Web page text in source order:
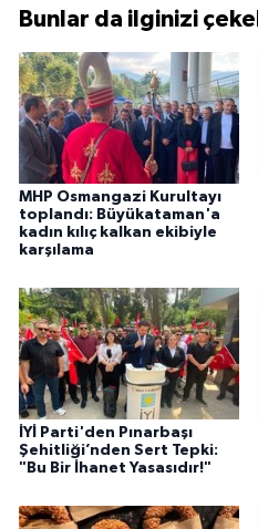
Bunlar da ilginizi
MHP Osmangazi Kurultayı
toplandı: Büyükataman'a
kadın kılıç kalkan ekibiyle
karşılama
İYİ Parti'den Pınarbaşı
Şehitliği’nden Sert Tepki:
"Bu Bir İhanet Yasasıdır!"